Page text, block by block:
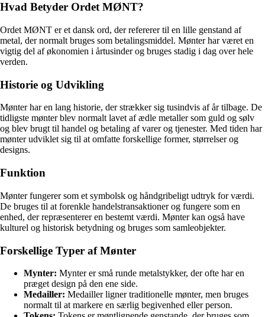
Hvad Betyder Ordet MØNT?
Ordet MØNT er et dansk ord, der refererer til en lille genstand af
metal, der normalt bruges som betalingsmiddel. Mønter har været en
vigtig del af økonomien i årtusinder og bruges stadig i dag over hele
verden.
Historie og Udvikling
Mønter har en lang historie, der strækker sig tusindvis af år tilbage. De
tidligste mønter blev normalt lavet af ædle metaller som guld og sølv
og blev brugt til handel og betaling af varer og tjenester. Med tiden har
mønter udviklet sig til at omfatte forskellige former, størrelser og
designs.
Funktion
Mønter fungerer som et symbolsk og håndgribeligt udtryk for værdi.
De bruges til at forenkle handelstransaktioner og fungere som en
enhed, der repræsenterer en bestemt værdi. Mønter kan også have
kulturel og historisk betydning og bruges som samleobjekter.
Forskellige Typer af Mønter
Mynter: Mynter er små runde metalstykker, der ofte har en
præget design på den ene side.
Medailler: Medailler ligner traditionelle mønter, men bruges
normalt til at markere en særlig begivenhed eller person.